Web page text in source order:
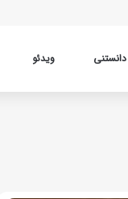
دانستنی ویدئو